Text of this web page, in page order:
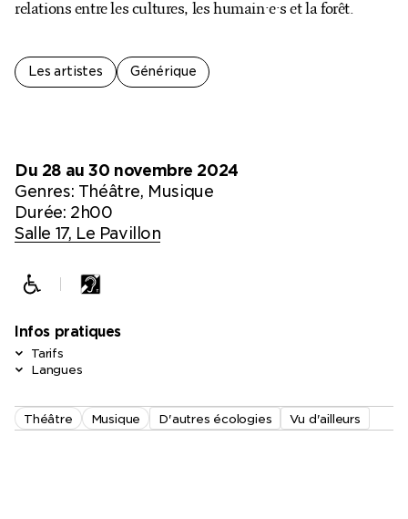
relations entre les cultures, les humain·e·s et la forêt.
Les artistes Générique
Du 28 au 30 novembre 2024
Genres: Théâtre, Musique
Durée: 2h00
Salle 17, Le Pavillon
Infos pratiques
Tarifs
Langues
Théâtre Musique D'autres écologies Vu d'ailleurs